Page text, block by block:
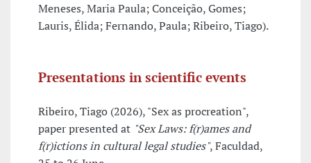
Meneses, Maria Paula; Conceição, Gomes;
Lauris, Élida; Fernando, Paula; Ribeiro, Tiago).
Presentations in scientific events
Ribeiro, Tiago (2026), "Sex as procreation",
paper presented at "Sex Laws: f(r)ames and
f(r)ictions in cultural legal studies", Faculdad,